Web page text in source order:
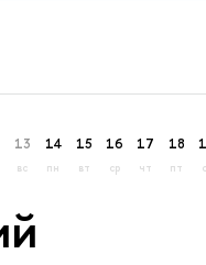
13
вс
14
пн
15
вт
16
ср
17
чт
18
пт